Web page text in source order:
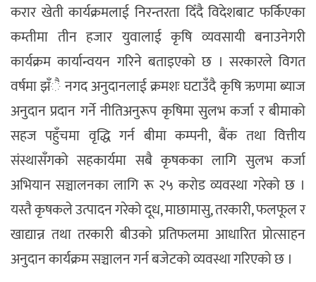
करार खेती कार्यक्रमलाई निरन्तरता दिँदै विदेशबाट फर्किएका
कम्तीमा तीन हजार युवालाई कृषि व्यवसायी बनाउनेगरी
कार्यक्रम कार्यान्वयन गरिने बताइएको छ । सरकारले विगत
वर्षमा झँै नगद अनुदानलाई क्रमशः घटाउँदै कृषि ऋणमा ब्याज
अनुदान प्रदान गर्ने नीतिअनुरूप कृषिमा सुलभ कर्जा र बीमाको
सहज पहुँचमा वृद्धि गर्न बीमा कम्पनी, बैंक तथा वित्तीय
संस्थासँगको सहकार्यमा सबै कृषकका लागि सुलभ कर्जा
अभियान सञ्चालनका लागि रू २५ करोड व्यवस्था गरेको छ ।
यस्तै कृषकले उत्पादन गरेको दूध, माछामासु, तरकारी, फलफूल र
खाद्यान्न तथा तरकारी बीउको प्रतिफलमा आधारित प्रोत्साहन
अनुदान कार्यक्रम सञ्चालन गर्न बजेटको व्यवस्था गरिएको छ ।